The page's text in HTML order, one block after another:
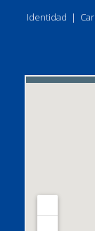
Identidad |